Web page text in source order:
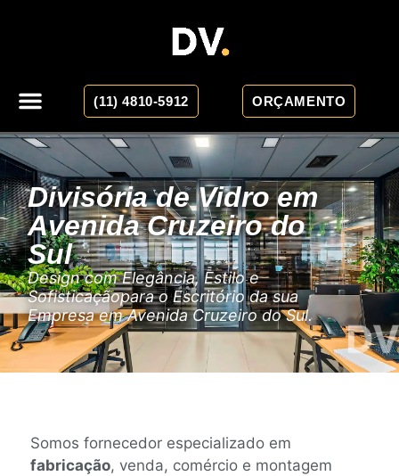
ORÇAMENTO
(11) 4810-5912
Divisória de Vidro em
Avenida Cruzeiro do
Sul
Design com Elegância, Estilo e
Sofisticaçãopara o Escritório da sua
Empresa em Avenida Cruzeiro do Sul.
Somos fornecedor especializado em
fabricação, venda, comércio e montagem